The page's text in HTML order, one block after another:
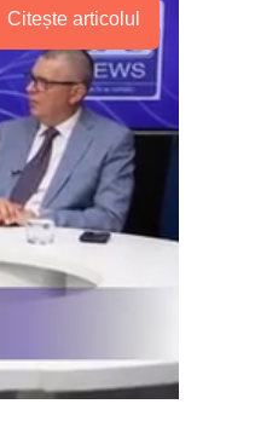
Citește articolul